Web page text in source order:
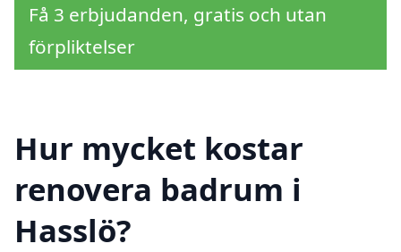
Få 3 erbjudanden, gratis och utan
förpliktelser
Hur mycket kostar
renovera badrum i
Hasslö?